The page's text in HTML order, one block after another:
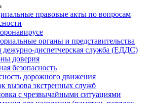
правовые акты по вопросам
органы и представительства
дежурно-диспетчерская служба (ЕДДС)
доверия
безопасность
дорожного движения
вызова экстренных служб
с чрезвычайными ситуациями